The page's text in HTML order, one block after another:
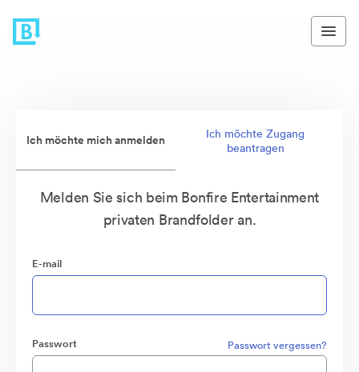
Ich möchte mich anmelden
Ich möchte Zugang
beantragen
Melden Sie sich beim Bonfire Entertainment
privaten Brandfolder an.
E-mail
Passwort Passwort vergessen?